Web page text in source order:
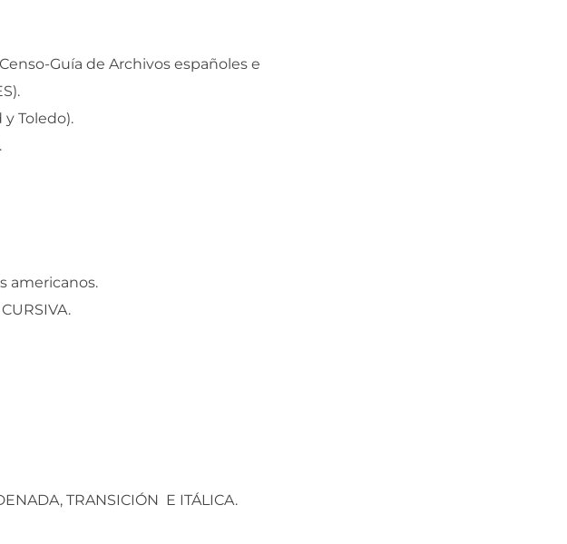
Guía de Archivos españoles e
y Toledo).
americanos.
TRANSICIÓN E ITÁLICA.